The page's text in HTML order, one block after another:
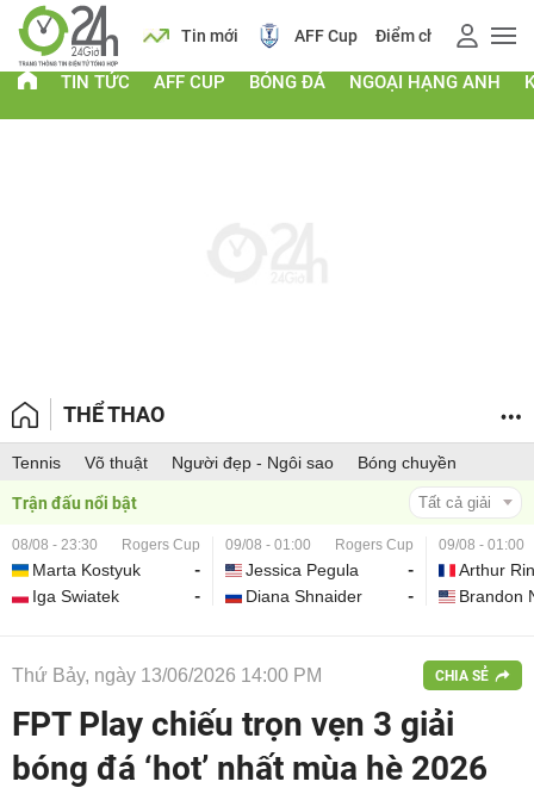
Lịch Tin mới AFF Cup Điểm chuẩn 2026
TIN TỨC AFF CUP BÓNG ĐÁ NGOẠI HẠNG ANH
THỂ THAO
Tennis Võ thuật Người đẹp - Ngôi sao Bóng chuyền
Trận đấu nổi bật Tất cả giải
08/08 - 23:30 Rogers Cup
Marta Kostyuk
-
Iga Swiatek
-
09/08 - 01:00 Rogers Cup
Jessica Pegula
-
Diana Shnaider
-
09/08 - 01:00
Arthur
Brandon
Thứ Bảy, ngày 13/06/2026 14:00 PM CHIA SẺ
FPT Play chiếu trọn vẹn 3 giải
bóng đá ‘hot’ nhất mùa hè 2026